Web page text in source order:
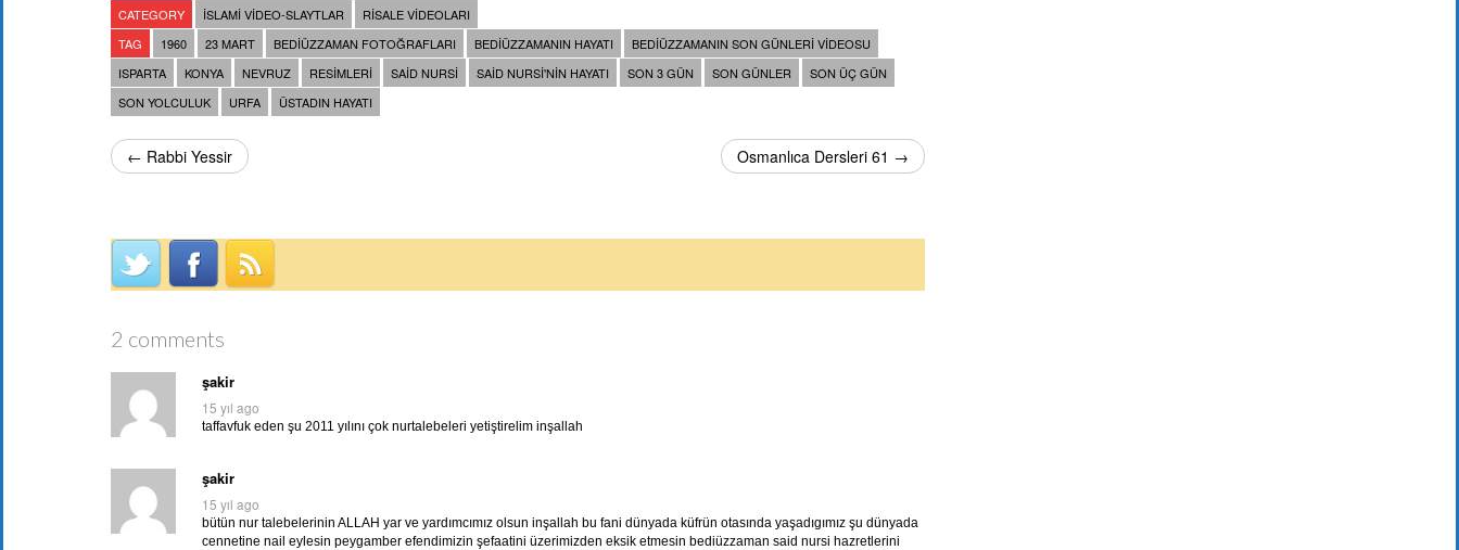
CATEGORY İSLAMI VIDEO-SLAYTLAR
RISALE VIDEOLARI
TAG
1960 23 MART BEDIÜZZAMAN FOTOĞRAFLARI BEDIÜZZAMANIN HAYATI
BEDIÜZZAMANIN SON GÜNLERI VIDEOSU
ISPARTA
KONYA NEVRUZ RESIMLERI SAID NURSI SAID NURSI'NIN HAYATI SON 3 GÜN SON GÜNLER
SON ÜÇ GÜN
SON YOLCULUK
URFA ÜSTADIN HAYATI
← Rabbi Yessir Osmanlıca Dersleri 61 →
2 comments
şakir
15 yıl ago
taffavfuk eden şu 2011 yılını çok nurtalebeleri yetiştirelim inşallah
şakir
15 yıl ago
bütün nur talebelerinin ALLAH yar ve yardımcımız olsun inşallah bu fani dünyada küfrün otasında yaşadıgımız şu dünyada
cennetine nail eylesin peygamber efendimizin şefaatini üzerimizden eksik etmesin bediüzzaman said nursi hazretlerini